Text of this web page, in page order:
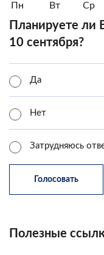
Пн Вт Ср
Планируете ли
10 сентября?
Да
Нет
Затрудняюсь
Полезные